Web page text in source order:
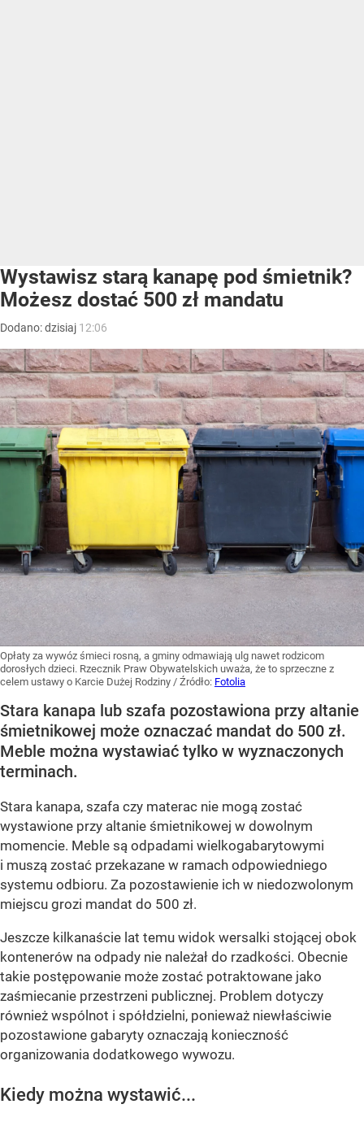
Wystawisz starą kanapę pod śmietnik?
Możesz dostać 500 zł mandatu
Dodano:dzisiaj 12:06
Opłaty za wywóz śmieci rosną, a gminy odmawiają ulg nawet rodzicom
dorosłych dzieci. Rzecznik Praw Obywatelskich uważa, że to sprzeczne z
celem ustawy o Karcie Dużej Rodziny / Źródło: Fotolia
Stara kanapa lub szafa pozostawiona przy altanie
śmietnikowej może oznaczać mandat do 500 zł.
Meble można wystawiać tylko w wyznaczonych
terminach.
Stara kanapa, szafa czy materac nie mogą zostać
wystawione przy altanie śmietnikowej w dowolnym
momencie. Meble są odpadami wielkogabarytowymi
i muszą zostać przekazane w ramach odpowiedniego
systemu odbioru. Za pozostawienie ich w niedozwolonym
miejscu grozi mandat do 500 zł.
Jeszcze kilkanaście lat temu widok wersalki stojącej obok
kontenerów na odpady nie należał do rzadkości. Obecnie
takie postępowanie może zostać potraktowane jako
zaśmiecanie przestrzeni publicznej. Problem dotyczy
również wspólnot i spółdzielni, ponieważ niewłaściwie
pozostawione gabaryty oznaczają konieczność
organizowania dodatkowego wywozu.
Kiedy można wystawić...